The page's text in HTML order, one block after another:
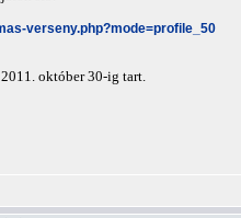
verseny.php?mode=profile_50
október 30-ig tart.